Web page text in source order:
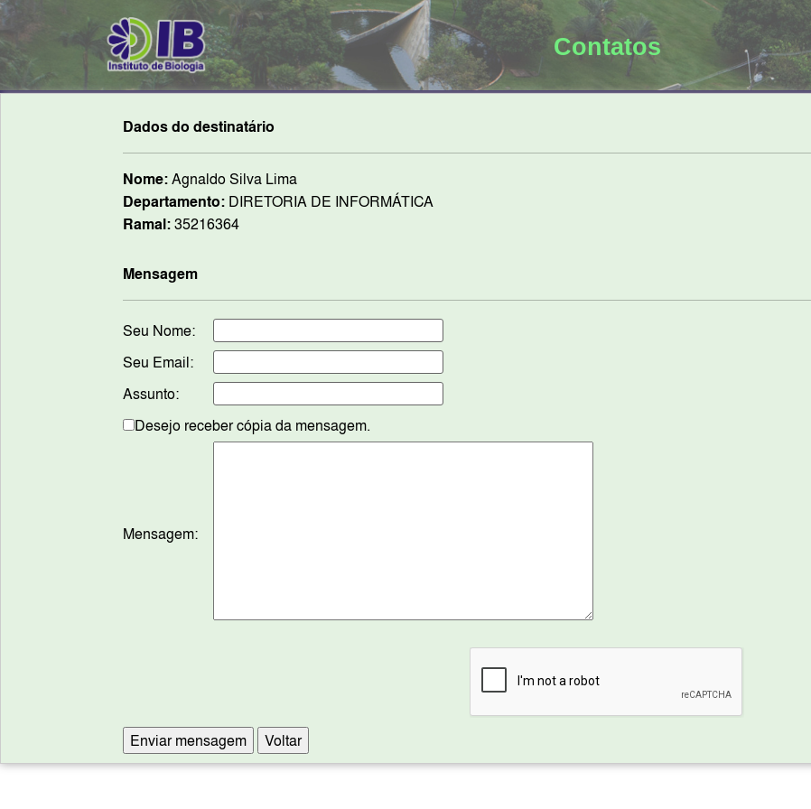
Contatos
Dados do destinatário
Nome:Agnaldo Silva Lima
Departamento:DIRETORIA DE INFORMÁTICA
Ramal:35216364
Mensagem
Seu Nome:
Seu Email:
Assunto:
Desejo receber cópia da mensagem.
Mensagem: